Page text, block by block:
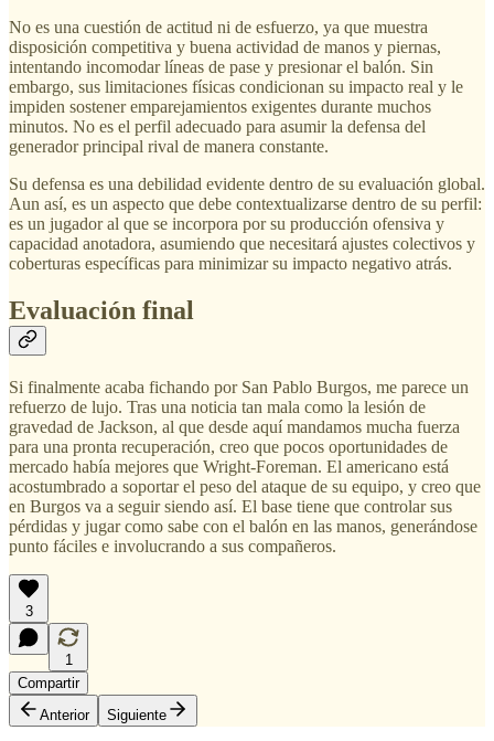
No es una cuestión de actitud ni de esfuerzo, ya que muestra
disposición competitiva y buena actividad de manos y piernas,
intentando incomodar líneas de pase y presionar el balón. Sin
embargo, sus limitaciones físicas condicionan su impacto real y le
impiden sostener emparejamientos exigentes durante muchos
minutos. No es el perfil adecuado para asumir la defensa del
generador principal rival de manera constante.
Su defensa es una debilidad evidente dentro de su evaluación global.
Aun así, es un aspecto que debe contextualizarse dentro de su perfil:
es un jugador al que se incorpora por su producción ofensiva y
capacidad anotadora, asumiendo que necesitará ajustes colectivos y
coberturas específicas para minimizar su impacto negativo atrás.
Evaluación final
Si finalmente acaba fichando por San Pablo Burgos, me parece un
refuerzo de lujo. Tras una noticia tan mala como la lesión de
gravedad de Jackson, al que desde aquí mandamos mucha fuerza
para una pronta recuperación, creo que pocos oportunidades de
mercado había mejores que Wright-Foreman. El americano está
acostumbrado a soportar el peso del ataque de su equipo, y creo que
en Burgos va a seguir siendo así. El base tiene que controlar sus
pérdidas y jugar como sabe con el balón en las manos, generándose
punto fáciles e involucrando a sus compañeros.
3
1
Compartir
Anterior
Siguiente